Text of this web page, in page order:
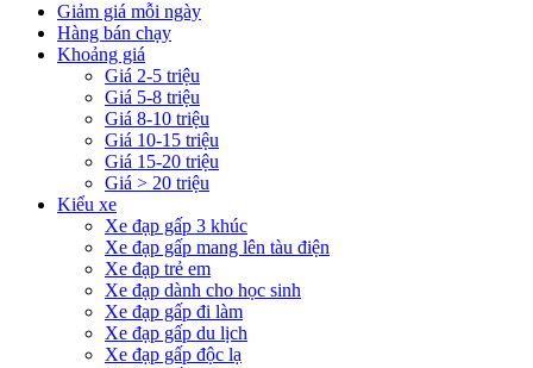
Giảm giá mỗi ngày
Hàng bán chạy
Khoảng giá
Giá 2-5 triệu
Giá 5-8 triệu
Giá 8-10 triệu
Giá 10-15 triệu
Giá 15-20 triệu
Giá > 20 triệu
Kiểu xe
Xe đạp gấp 3 khúc
Xe đạp gấp mang lên tàu điện
Xe đạp trẻ em
Xe đạp dành cho học sinh
Xe đạp gấp đi làm
Xe đạp gấp du lịch
Xe đạp gấp độc lạ